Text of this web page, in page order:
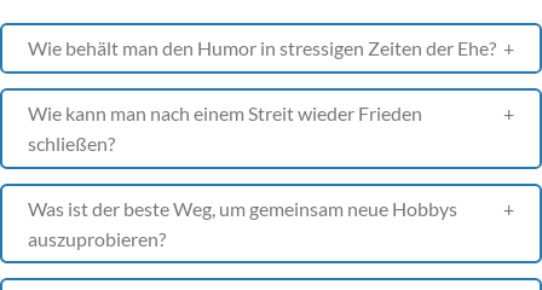
Wie behält man den Humor in stressigen Zeiten der Ehe?
Wie kann man nach einem Streit wieder Frieden
schließen?
Was ist der beste Weg, um gemeinsam neue Hobbys
auszuprobieren?